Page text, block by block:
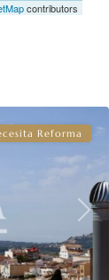
contributors
Next
Reforma